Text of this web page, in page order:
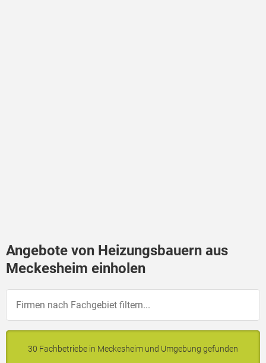
Angebote von Heizungsbauern aus
Meckesheim einholen
30 Fachbetriebe in Meckesheim und Umgebung gefunden